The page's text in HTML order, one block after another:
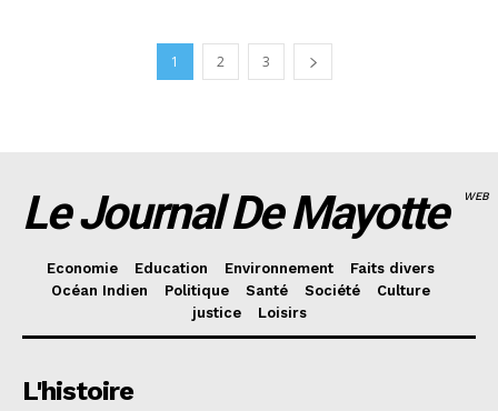
1 2 3
Le Journal De Mayotte WEB
Economie Education Environnement
Faits divers
Océan Indien
Politique Santé Société
Culture
justice
Loisirs
L'histoire